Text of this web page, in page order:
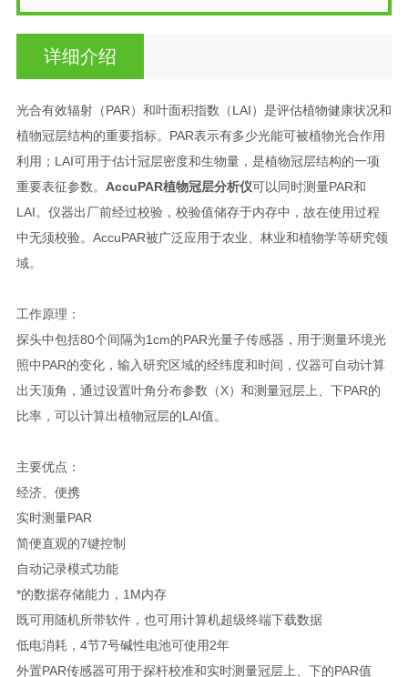
详细介绍
光合有效辐射（PAR）和叶面积指数（LAI）是评估植物健康状况和
植物冠层结构的重要指标。PAR表示有多少光能可被植物光合作用
利用；LAI可用于估计冠层密度和生物量，是植物冠层结构的一项
重要表征参数。 AccuPAR植物冠层分析仪可以同时测量PAR和
LAI。仪器出厂前经过校验，校验值储存于内存中，故在使用过程
中无须校验。AccuPAR被广泛应用于农业、林业和植物学等研究领
域。
工作原理：
探头中包括80个间隔为1cm的PAR光量子传感器，用于测量环境光
照中PAR的变化，输入研究区域的经纬度和时间，仪器可自动计算
出天顶角，通过设置叶角分布参数（X）和测量冠层上、下PAR的
比率，可以计算出植物冠层的LAI值。
主要优点：
经济、便携
实时测量PAR
简便直观的7键控制
自动记录模式功能
*的数据存储能力，1M内存
既可用随机所带软件，也可用计算机超级终端下载数据
低电消耗，4节7号碱性电池可使用2年
外置PAR传感器可用于探杆校准和实时测量冠层上、下的PAR值